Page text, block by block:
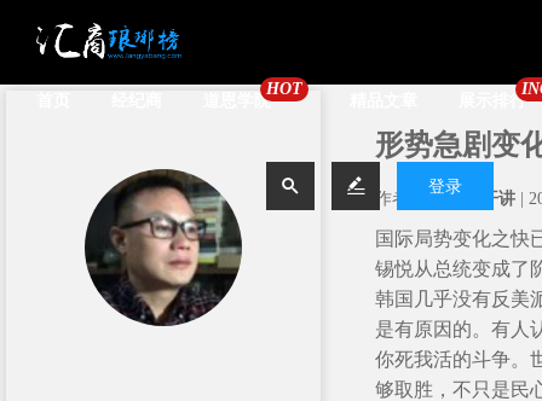
道恩学院
HOT
展示排行
  登录
形势急剧变
作者：肖仲华开讲 |
国际局势变化之快
锡悦从总统变成了
韩国几乎没有反美
是有原因的。有人
你死我活的斗争。
够取胜，不只是民